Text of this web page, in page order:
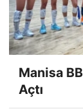
Manisa
Açtı